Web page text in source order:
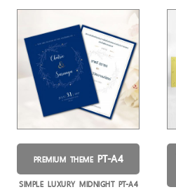
PREMIUM THEME PT-A4
SIMPLE LUXURY MIDNIGHT PT-A4